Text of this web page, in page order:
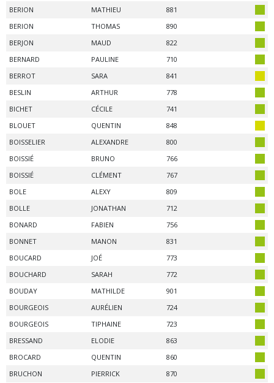
BERION
MATHIEU
881
BERION
THOMAS
890
BERJON
MAUD
822
BERNARD
PAULINE
710
BERROT
SARA
841
BESLIN
ARTHUR
778
BICHET
CÉCILE
741
BLOUET
QUENTIN
848
BOISSELIER
ALEXANDRE
800
BOISSIÉ
BRUNO
766
BOISSIÉ
CLÉMENT
767
BOLE
ALEXY
809
BOLLE
JONATHAN
712
BONARD
FABIEN
756
BONNET
MANON
831
BOUCARD
JOÉ
773
BOUCHARD
SARAH
772
BOUDAY
MATHILDE
901
BOURGEOIS
AURÉLIEN
724
BOURGEOIS
TIPHAINE
723
BRESSAND
ELODIE
863
BROCARD
QUENTIN
860
BRUCHON
PIERRICK
870